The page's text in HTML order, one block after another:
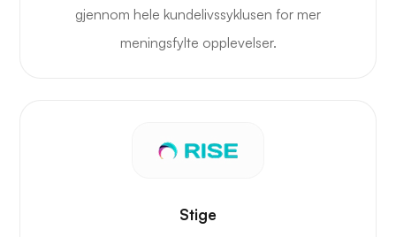
gjennom hele kundelivssyklusen for mer
meningsfylte opplevelser.
Stige